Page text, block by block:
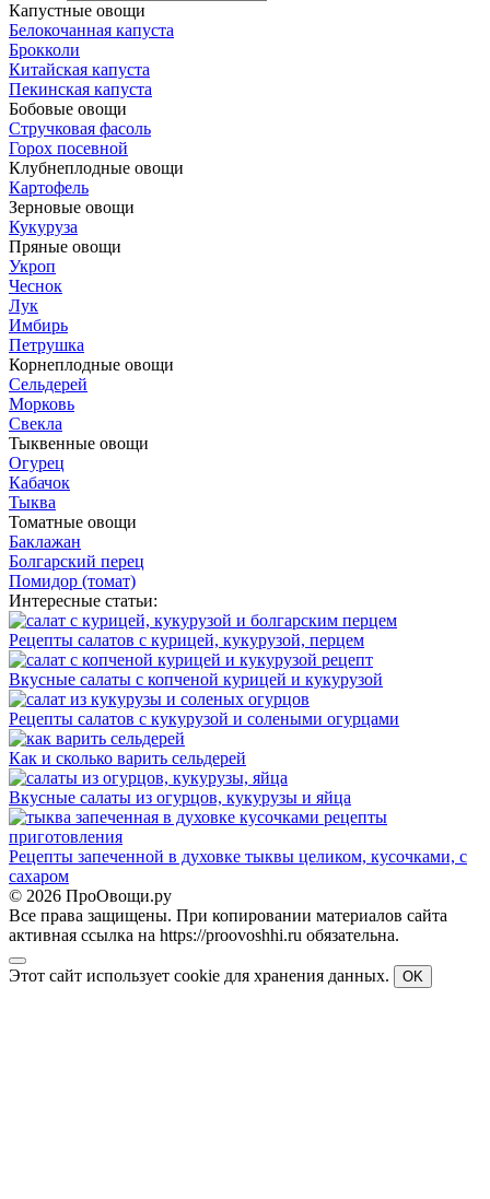
Капустные овощи
Белокочанная капуста
Брокколи
Китайская капуста
Пекинская капуста
Бобовые овощи
Стручковая фасоль
Горох посевной
Клубнеплодные овощи
Картофель
Зерновые овощи
Кукуруза
Пряные овощи
Укроп
Чеснок
Лук
Имбирь
Петрушка
Корнеплодные овощи
Сельдерей
Морковь
Свекла
Тыквенные овощи
Огурец
Кабачок
Тыква
Томатные овощи
Баклажан
Болгарский перец
Помидор (томат)
Интересные статьи:
Рецепты салатов с курицей, кукурузой, перцем
Вкусные салаты с копченой курицей и кукурузой
Рецепты салатов с кукурузой и солеными огурцами
Как и сколько варить сельдерей
Вкусные салаты из огурцов, кукурузы и яйца
Рецепты запеченной в духовке тыквы целиком, кусочками, с
сахаром
© 2026 ПроОвощи.ру
Все права защищены. При копировании материалов сайта
активная ссылка на https://proovoshhi.ru обязательна.
Этот сайт использует cookie для хранения данных. OK